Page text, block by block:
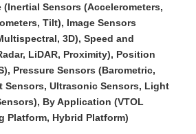
(Inertial Sensors (Accelerometers,
Tilt), Image Sensors
3D), Speed and
LiDAR, Proximity), Position
Pressure Sensors (Barometric,
Sensors, Ultrasonic Sensors, Light
By Application (VTOL
Platform, Hybrid Platform)